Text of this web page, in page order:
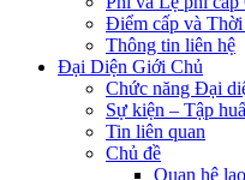
Điểm cấp và
Thông tin liên hệ
Đại Diện Giới Chủ
Chức năng Đại
Sự kiện – Tập
Tin liên quan
Chủ đề
Quan hệ